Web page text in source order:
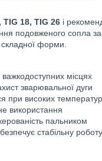
TIG 18, TIG 26 і
подовженого сопла
форми.
місцях
зварювальної дуги
при високих
використання
пальником
стабільну